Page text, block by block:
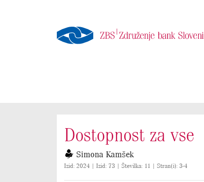
Dostopnost za vse
Simona Kamšek
Izid: 2024 | Izid: 73 | Številka: 11 | Stran(i): 3-4